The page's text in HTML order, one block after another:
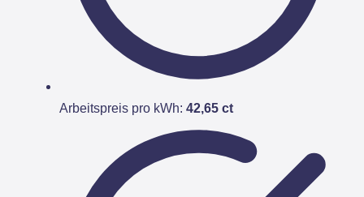
Arbeitspreis pro kWh: 42,65 ct